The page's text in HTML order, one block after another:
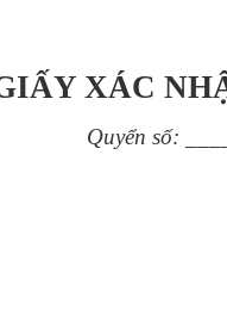
XÁC
Quyển số: